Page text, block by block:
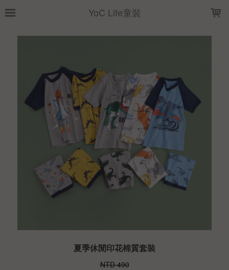
YoC Life童裝
夏季休閒印花棉質套裝
NTD 490